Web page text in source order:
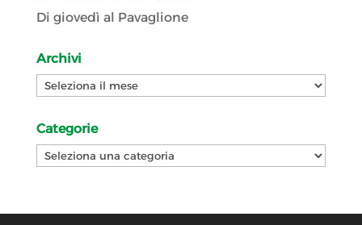
Di giovedì al Pavaglione
Archivi
Archivi
Categorie
Categorie